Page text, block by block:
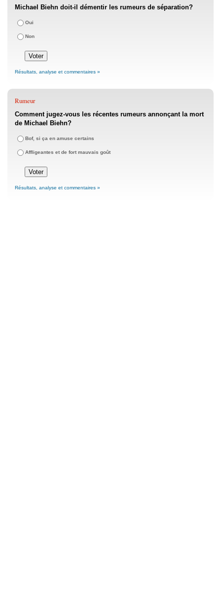
Michael Biehn doit-il démentir les rumeurs de séparation?
Oui
Non
Résultats, analyse et commentaires »
Rumeur
Comment jugez-vous les récentes rumeurs annonçant la mort
de Michael Biehn?
Bof, si ça en amuse certains
Affligeantes et de fort mauvais goût
Résultats, analyse et commentaires »